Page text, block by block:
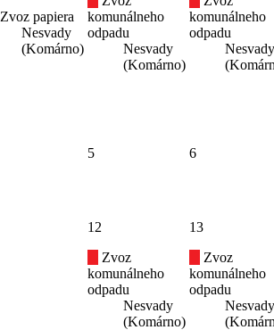
Zvoz papiera
Nesvady
(Komárno)
komunálneho
odpadu
Nesvady
(Komárno)
komunálneho
odpadu
Nesvady
5 6
12
Zvoz
komunálneho
odpadu
Nesvady
(Komárno)
13
Zvoz
komunálneho
odpadu
Nesvady